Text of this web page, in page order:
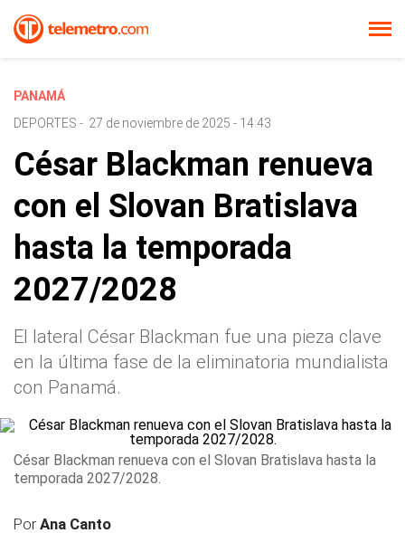
PANAMÁ
DEPORTES - 27 de noviembre de 2025 - 14:43
César Blackman renueva
con el Slovan Bratislava
hasta la temporada
2027/2028
El lateral César Blackman fue una pieza clave
en la última fase de la eliminatoria mundialista
con Panamá.
César Blackman renueva con el Slovan Bratislava hasta la
temporada 2027/2028.
PorAna Canto